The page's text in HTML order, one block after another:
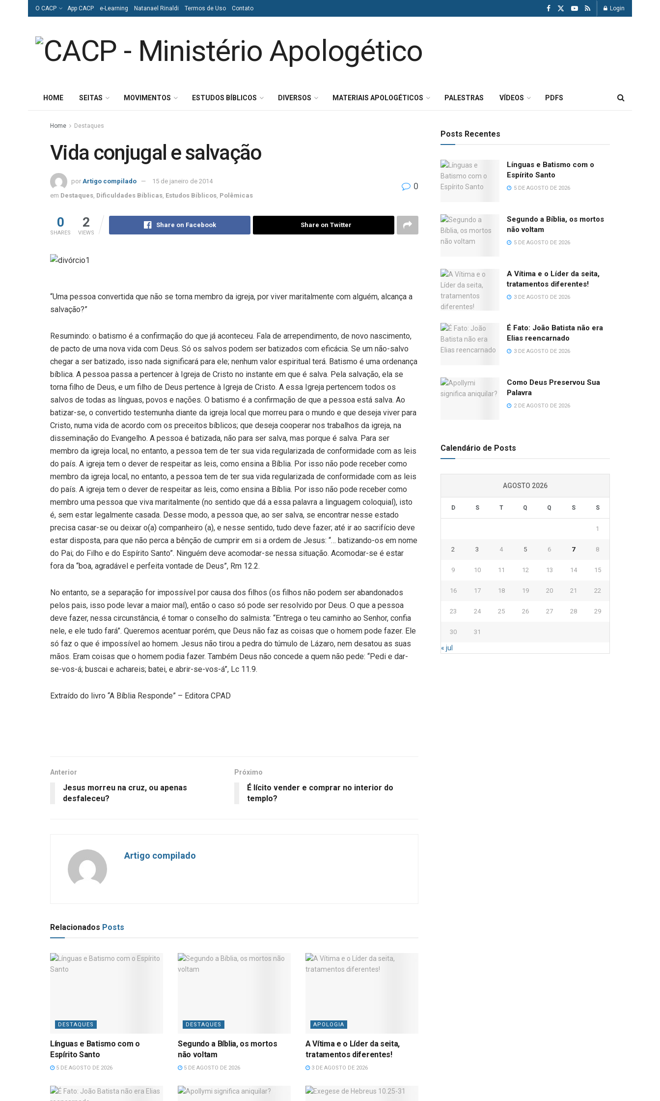
O CACP App CACP e-Learning Natanael Rinaldi Termos de Uso Contato Login
HOME SEITAS MOVIMENTOS ESTUDOS BÍBLICOS DIVERSOS MATERIAIS APOLOGÉTICOS PALESTRAS VÍDEOS PDFS
Home Destaques
Vida conjugal e salvação
por Artigo compilado
15 de janeiro de 2014
em Destaques Dificuldades Bíblicas Estudos Bíblicos Polêmicas
0
0
SHARES
2
VIEWS
Share on Facebook Share on Twitter
“Uma pessoa convertida que não se tor­na membro da igreja, por viver maritalmente com alguém, alcança a
salvação?”
Resumindo: o batismo é a confirmação do que já aconteceu. Fala de arrependi­mento, de novo nascimento,
de pacto de uma nova vida com Deus. Só os salvos po­dem ser batizados com eficácia. Se um não-salvo
chegar a ser batizado, isso nada significará para ele; nenhum valor espiri­tual terá. Batismo é uma ordenança
bíbli­ca. A pessoa passa a pertencer à Igreja de Cristo no instante em que é salva. Pela sal­vação, ela se
torna filho de Deus, e um fi­lho de Deus pertence à Igreja de Cristo. A essa Igreja pertencem todos os
salvos de to­das as línguas, povos e nações. O batismo é a confirmação de que a pessoa está salva. Ao
batizar-se, o convertido testemunha diante da igreja local que morreu para o mundo e que deseja viver para
Cristo, numa vida de acordo com os preceitos bíblicos; que deseja cooperar nos trabalhos da igreja, na
disseminação do Evangelho. A pessoa é batizada, não para ser salva, mas porque é salva. Para ser
membro da igreja local, no entanto, a pessoa tem de ter sua vida regularizada de conformidade com as leis
do país. A igreja tem o dever de respeitar as leis, como ensina a Bíblia. Por isso não pode receber como
membro da igreja local, no entanto, a pessoa tem de ter sua vida regularizada de conformidade com as leis
do país. A igreja tem o dever de respeitar as leis, como ensina a Bíblia. Por isso não pode receber como
membro uma pessoa que viva maritalmente (no sentido que dá a essa palavra a linguagem coloquial), isto
é, sem estar legalmente casada. Desse modo, a pessoa que, ao ser salva, se encontrar nesse estado
precisa casar-se ou deixar o(a) companheiro (a), e nesse senti­do, tudo deve fazer; até ir ao sacrifício deve
estar disposta, para que não perca a bên­ção de cumprir em si a ordem de Jesus: “… batizando-os em nome
do Pai; do Filho e do Espírito Santo”. Ninguém deve acomo­dar-se nessa situação. Acomodar-se é estar
fora da “boa, agradável e perfeita vontade de Deus”, Rm 12.2.
No entanto, se a separação for impossí­vel por causa dos filhos (os filhos não po­dem ser abandonados
pelos pais, isso pode levar a maior mal), então o caso só pode ser resolvido por Deus. O que a pessoa
deve fa­zer, nessa circunstância, é tomar o conse­lho do salmista: “Entrega o teu caminho ao Senhor, confia
nele, e ele tudo fará”. Queremos acentuar porém, que Deus não faz as coisas que o homem pode fazer. Ele
só faz o que é impossível ao homem. Jesus não tirou a pedra do túmulo de Lázaro, nem desatou as suas
mãos. Eram coisas que o homem podia fazer. Também Deus não concede a quem não pede: “Pedi e dar-
se-vos-á; buscai e achareis; batei, e abrir-se-vos-á”, Lc 11.9.
Extraído do livro “A Bíblia Responde” – Editora CPAD
Anterior
Jesus morreu na cruz, ou apenas
desfaleceu?
Próximo
É lícito vender e comprar no interior do
templo?
Artigo compilado
Relacionados Posts
DESTAQUES
Línguas e Batismo com o
Espírito Santo
5 DE AGOSTO DE 2026
DESTAQUES
Segundo a Bíblia, os mortos
não voltam
5 DE AGOSTO DE 2026
APOLOGIA
A Vítima e o Líder da seita,
tratamentos diferentes!
3 DE AGOSTO DE 2026
Posts Recentes
Línguas e Batismo com o
Espírito Santo
5 DE AGOSTO DE 2026
Segundo a Bíblia, os mortos
não voltam
5 DE AGOSTO DE 2026
A Vítima e o Líder da seita,
tratamentos diferentes!
3 DE AGOSTO DE 2026
É Fato: João Batista não era
Elias reencarnado
3 DE AGOSTO DE 2026
Como Deus Preservou Sua
Palavra
2 DE AGOSTO DE 2026
Calendário de Posts
AGOSTO 2026
D S T Q Q S S
1
2 3 4 5 6 7 8
9 10 11 12 13 14 15
16 17 18 19 20 21 22
23 24 25 26 27 28 29
30 31
« jul